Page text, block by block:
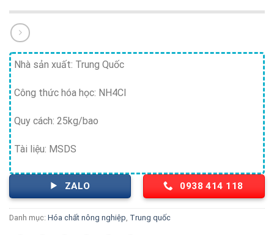
Nhà sản xuất: Trung Quốc
Công thức hóa học: NH4Cl
Quy cách: 25kg/bao
Tài liệu: MSDS
ZALO 0938 414 118
Danh mục: Hóa chất nông nghiệp, Trung quốc